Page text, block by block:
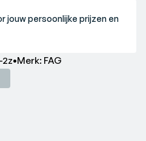
jouw persoonlijke prijzen en
6005-2z•Merk: FAG